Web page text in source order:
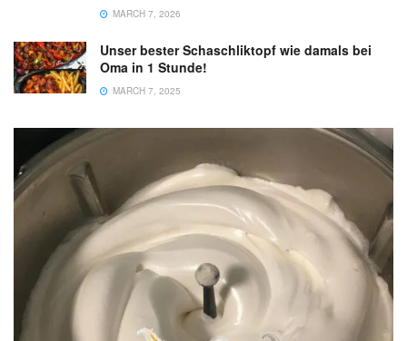
MARCH 7, 2026
Unser bester Schaschliktopf wie damals bei
Oma in 1 Stunde!
MARCH 7, 2025